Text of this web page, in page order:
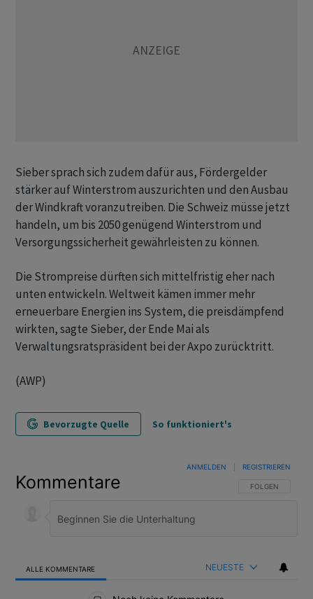
Sieber sprach sich zudem dafür aus, Fördergelder
stärker auf Winterstrom auszurichten und den Ausbau
der Windkraft voranzutreiben. Die Schweiz müsse jetzt
handeln, um bis 2050 genügend Winterstrom und
Versorgungssicherheit gewährleisten zu können.
Die Strompreise dürften sich mittelfristig eher nach
unten entwickeln. Weltweit kämen immer mehr
erneuerbare Energien ins System, die preisdämpfend
wirkten, sagte Sieber, der Ende Mai als
Verwaltungsratspräsident bei der Axpo zurücktritt.
(AWP)
Bevorzugte Quelle So funktioniert's
Kommentare FOLGE DIESER
FOLGEN
ANMELDEN REGISTRIEREN
ALLE KOMMENTARE NEUESTE